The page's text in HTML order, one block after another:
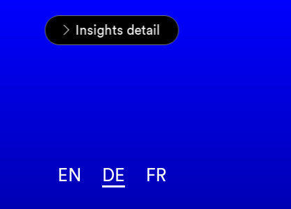
Startseite
News & Insights
Insights
Insights detail
EN DE FR